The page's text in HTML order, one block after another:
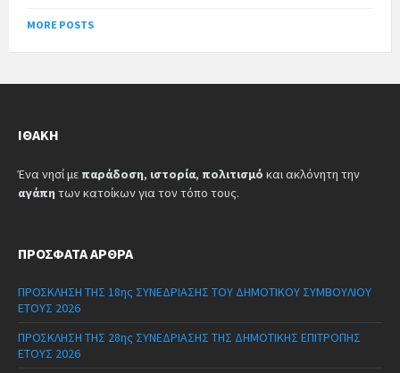
MORE POSTS
ΙΘΆΚΗ
Ένα νησί με παράδοση, ιστορία, πολιτισμό και ακλόνητη την
αγάπη των κατοίκων για τον τόπο τους.
ΠΡΌΣΦΑΤΑ ΆΡΘΡΑ
ΠΡΟΣΚΛΗΣΗ ΤΗΣ 18ης ΣΥΝΕΔΡΙΑΣΗΣ ΤΟΥ ΔΗΜΟΤΙΚΟΥ ΣΥΜΒΟΥΛΙΟΥ
ΕΤΟΥΣ 2026
ΠΡΟΣΚΛΗΣΗ ΤΗΣ 28ης ΣΥΝΕΔΡΙΑΣΗΣ ΤΗΣ ΔΗΜΟΤΙΚΗΣ ΕΠΙΤΡΟΠΗΣ
ΕΤΟΥΣ 2026